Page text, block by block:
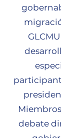
debate